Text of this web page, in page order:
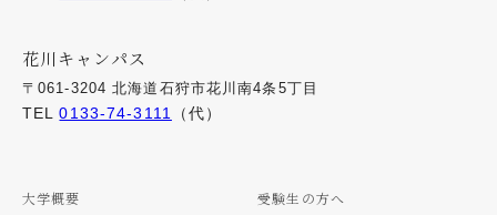
花川キャンパス
〒061-3204 北海道石狩市花川南4条5丁目
TEL0133-74-3111 （代）
大学概要
受験生の方へ